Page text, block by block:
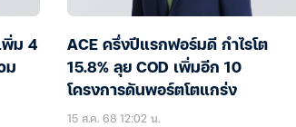
พิ่ม 4
ม
ACE ครึ่งปีแรกฟอร์มดี กำไรโต
15.8% ลุย COD เพิ่มอีก 10
โครงการดันพอร์ตโตแกร่ง
15 ส.ค. 68 12:02 น.